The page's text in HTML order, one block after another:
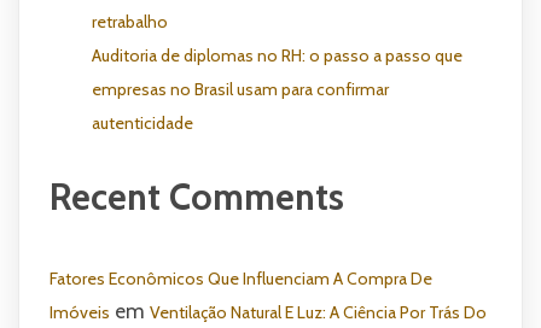
retrabalho
Auditoria de diplomas no RH: o passo a passo que
empresas no Brasil usam para confirmar
autenticidade
Recent Comments
Fatores Econômicos Que Influenciam A Compra De
Imóveis em Ventilação Natural E Luz: A Ciência Por Trás Do